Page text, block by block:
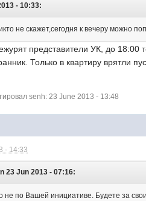
- 10:33:
не скажет,сегодня к вечеру можно
представители УК, до 18:00
Только в квартиру врятли
senh: 23 June 2013 - 13:48
- 14:33
23 Jun 2013 - 07:16:
не по Вашей инициативе. Будете за